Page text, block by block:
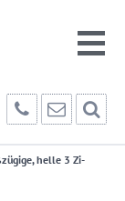
helle 3 Zi-